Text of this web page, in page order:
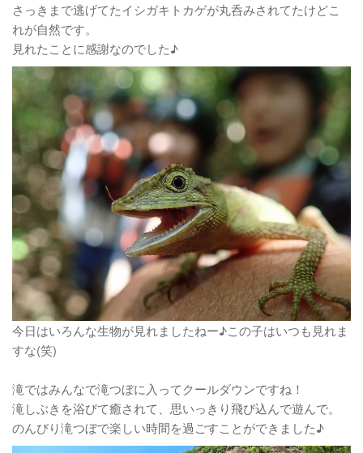
さっきまで逃げてたイシガキトカゲが丸呑みされてたけどこ
れが自然です。
見れたことに感謝なのでした♪
今日はいろんな生物が見れましたねー♪この子はいつも見れま
すな(笑)
滝ではみんなで滝つぼに入ってクールダウンですね！
滝しぶきを浴びて癒されて、思いっきり飛び込んで遊んで。
のんびり滝つぼで楽しい時間を過ごすことができました♪